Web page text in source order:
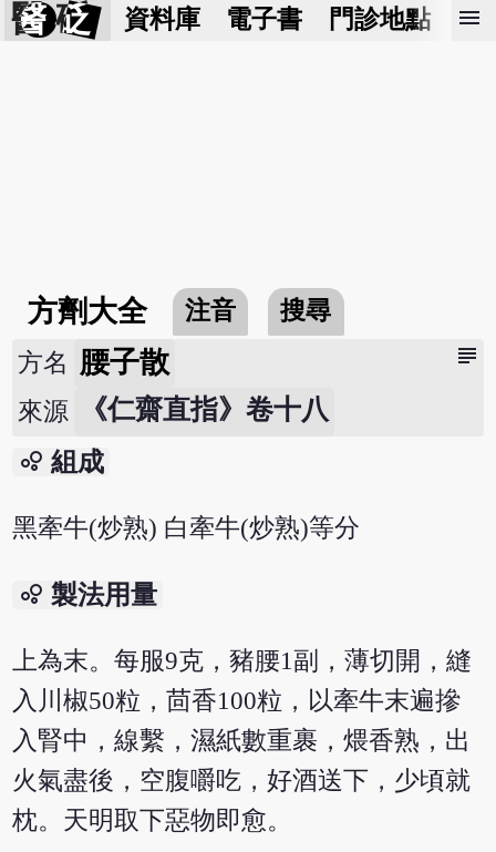
醫 砭 資料庫 電子書 門診地點 預
menu
方劑大全 注音 搜尋
subject
方名 腰子散
來源 《仁齋直指》卷十八
bubble_chart 組成
黑牽牛(炒熟) 白牽牛(炒熟)等分
bubble_chart 製法用量
上為末。每服9克，豬腰1副，薄切開，縫
入川椒50粒，茴香100粒，以牽牛末遍摻
入腎中，線繫，濕紙數重裹，煨香熟，出
火氣盡後，空腹嚼吃，好酒送下，少頃就
枕。天明取下惡物即愈。